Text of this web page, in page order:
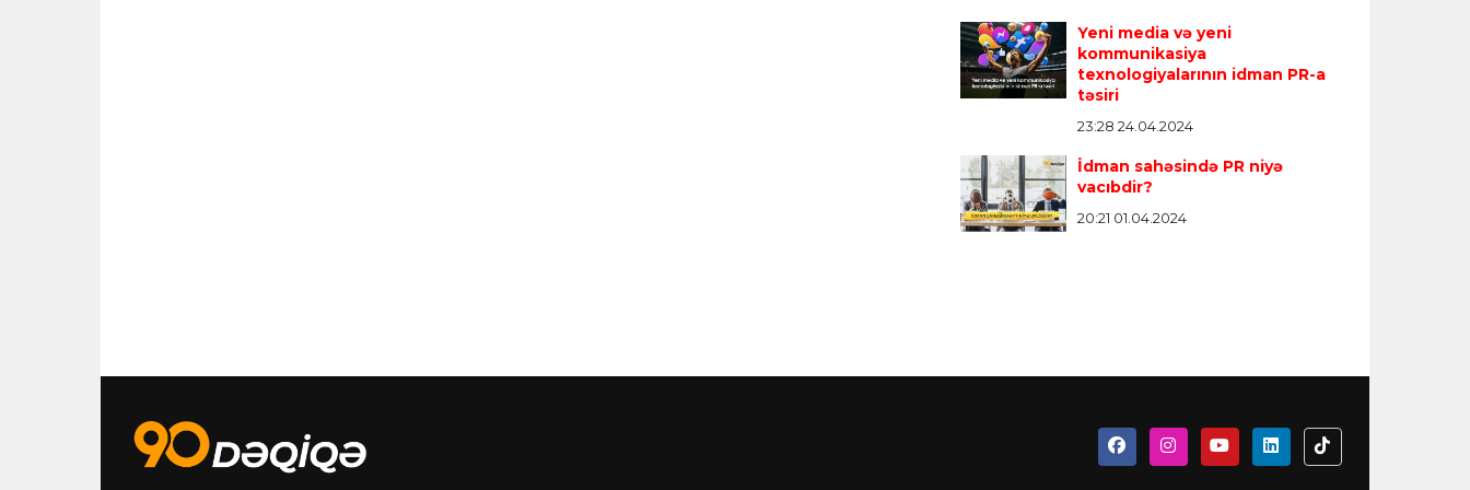
Yeni media və yeni
kommunikasiya
texnologiyalarının idman PR-a
təsiri
23:28 24.04.2024
İdman sahəsində PR niyə
vacıbdir?
20:21 01.04.2024